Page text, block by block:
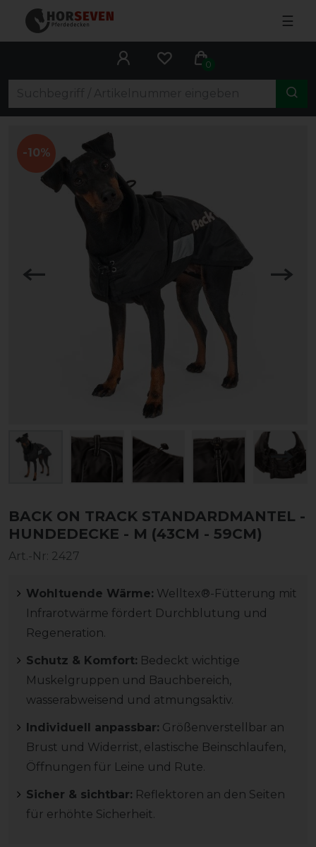
☰
0
-10%
BACK ON TRACK STANDARDMANTEL -
HUNDEDECKE - M (43CM - 59CM)
Art.-Nr: 2427
Wohltuende Wärme: Welltex®-Fütterung mit
Infrarotwärme fördert Durchblutung und
Regeneration.
Schutz & Komfort: Bedeckt wichtige
Muskelgruppen und Bauchbereich,
wasserabweisend und atmungsaktiv.
Individuell anpassbar: Größenverstellbar an
Brust und Widerrist, elastische Beinschlaufen,
Öffnungen für Leine und Rute.
Sicher & sichtbar: Reflektoren an den Seiten
für erhöhte Sicherheit.